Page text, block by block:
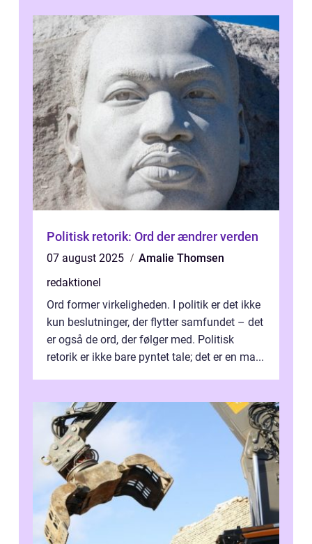
Politisk retorik: Ord der ændrer verden
07 august 2025
Amalie Thomsen
redaktionel
Ord former virkeligheden. I politik er det ikke
kun beslutninger, der flytter samfundet – det
er også de ord, der følger med. Politisk
retorik er ikke bare pyntet tale; det er en ma...